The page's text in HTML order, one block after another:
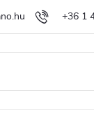
+36 1
Áru